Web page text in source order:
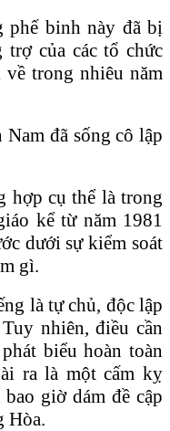
phế binh này đã bị
của các tổ chức
trong nhiêu năm
Nam đã sống cô lập
hợp cụ thể là trong
kể từ năm 1981
dưới sự kiểm soát
gì.
là tự chủ, độc lập
nhiên, điều cần
biểu hoàn toàn
ra là một cấm kỵ
giờ dám đề cập
Hòa.